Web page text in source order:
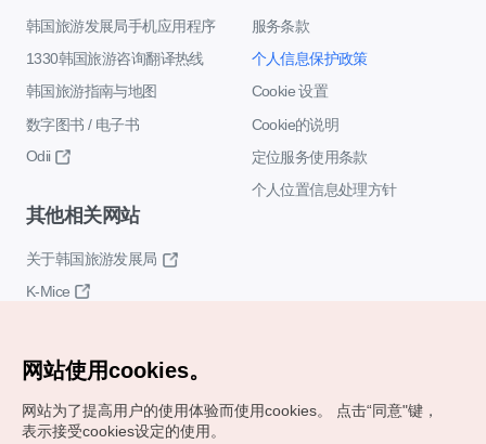
韩国旅游发展局手机应用程序
1330韩国旅游咨询翻译热线
韩国旅游指南与地图
数字图书 / 电子书
Odii
服务条款
个人信息保护政策
Cookie 设置
Cookie的说明
定位服务使用条款
个人位置信息处理方针
其他相关网站
关于韩国旅游发展局
K-Mice
网站使用cookies。
网站为了提高用户的使用体验而使用cookies。
点击“同意"键，
表示接受cookies设定的使用。